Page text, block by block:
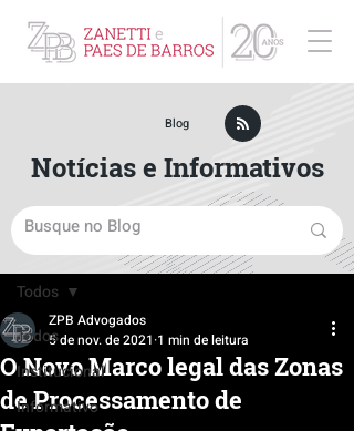
Post
Todos
Institucional
Informativo
Todos
O Novo Marco legal das Zonas
de Processamento de
ZPB Advogados
5 de nov. de 2021 1 min de leitura
Blog
Notícias e Informativos